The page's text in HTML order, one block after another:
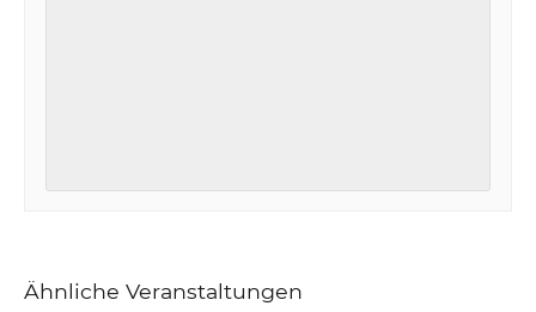
Ähnliche Veranstaltungen